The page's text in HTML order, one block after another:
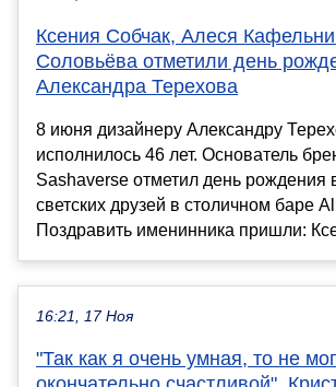
Ксения Собчак, Алеся
Соловьёва отметили день
Александра Терехова
8 июня дизайнеру Александру
исполнилось 46 лет. Основатель
Sashaverse отметил день рождения
светских друзей в столичном баре
Поздравить именинника пришли:
16:21, 17 Ноя
"Так как я очень умная, то не